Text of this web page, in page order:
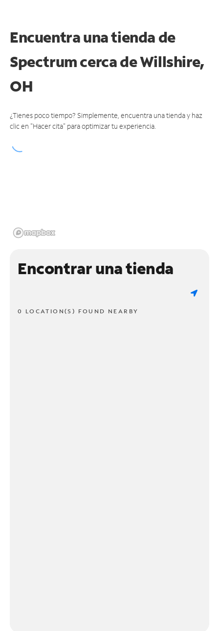
Encuentra una tienda de
Spectrumcerca de Willshire,
OH
¿Tienes poco tiempo? Simplemente, encuentra una tienda y haz
clic en "Hacer cita" para optimizar tu experiencia.
Encontrar una tienda
0 LOCATION(S) FOUND NEARBY